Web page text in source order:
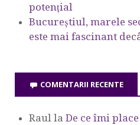
potențial
Bucureștiul, marele
este mai fascinant
COMENTARII RECENTE
Raul la De ce îmi